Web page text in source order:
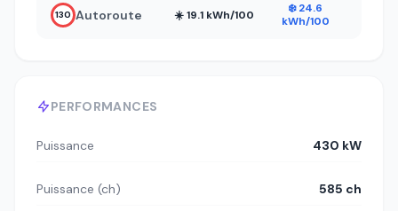
PERFORMANCES
Puissance 430 kW
Puissance (ch) 585 ch
130 Autoroute ☀️ 19.1 kWh/100
❄️ 24.6
kWh/100